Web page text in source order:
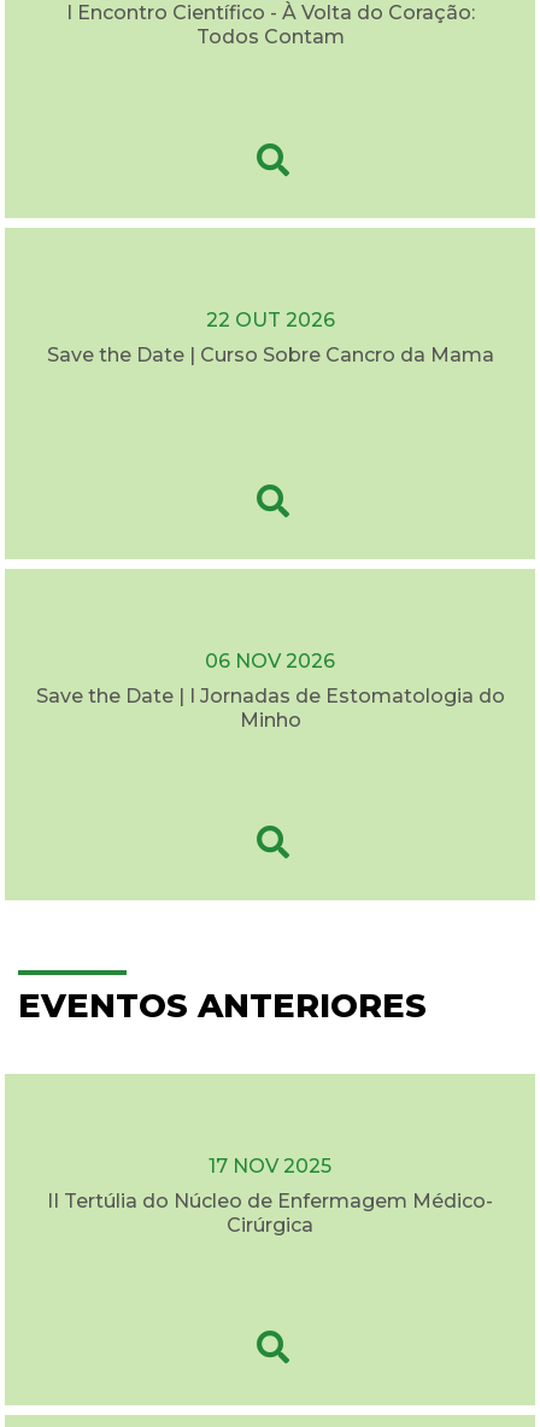
I Encontro Científico - À Volta do Coração:
Todos Contam
22 OUT 2026
Save the Date | Curso Sobre Cancro da Mama
06 NOV 2026
Save the Date | I Jornadas de Estomatologia do
Minho
EVENTOS ANTERIORES
17 NOV 2025
II Tertúlia do Núcleo de Enfermagem Médico-
Cirúrgica